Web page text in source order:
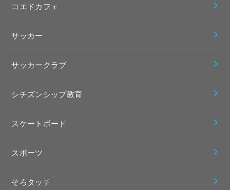
コエドカフェ
サッカー
サッカークラブ
シチズンシップ教育
スケートボード
スポーツ
そろタッチ